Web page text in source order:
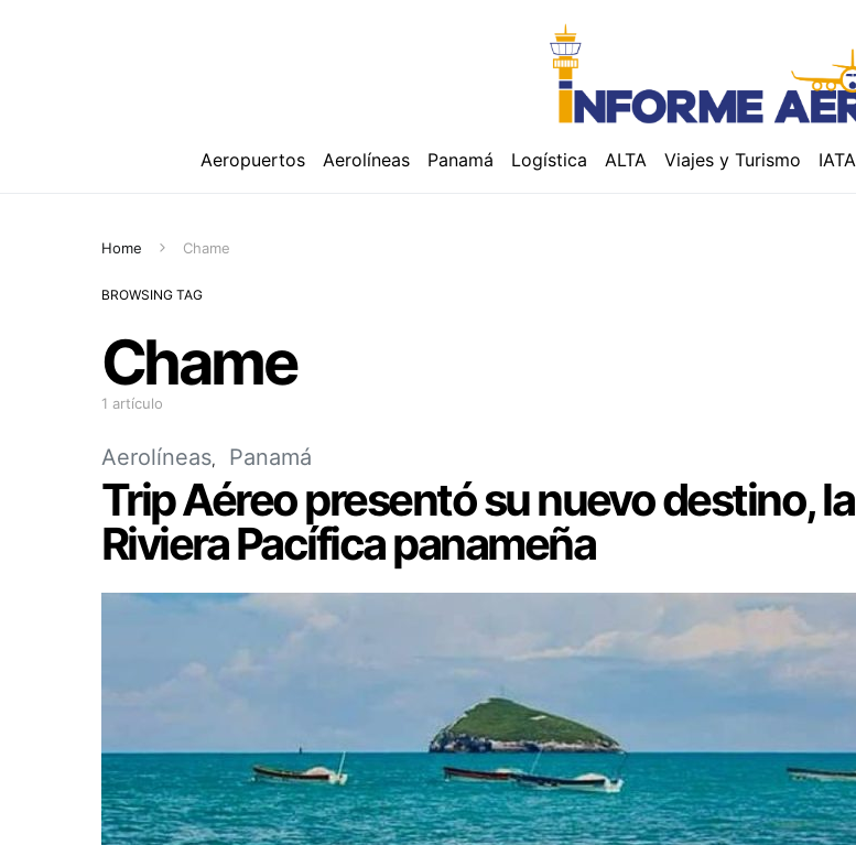
Aeropuertos Aerolíneas Panamá Logística ALTA Viajes y Turismo IATA
Home Chame
BROWSING TAG
Chame
1 artículo
Aerolíneas Panamá
Trip Aéreo presentó su nuevo destino, la
Riviera Pacífica panameña